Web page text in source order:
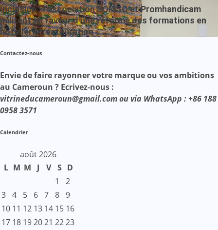
Inclusion : l’association SOMSO et Promhandicam
militent en faveur d’une réforme des formations en
hôtellerie-restauration
Contactez-nous
Envie de faire rayonner votre marque ou vos ambitions
au Cameroun ? Ecrivez-nous :
vitrineducameroun@gmail.com ou via WhatsApp : +86 188
0958 3571
Calendrier
août 2026
L M M J V S D
1
2
3 4 5 6 7 8
9
10 11 12 13 14 15 16
17 18 192021 2223